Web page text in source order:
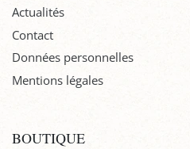
Actualités
Contact
Données personnelles
Mentions légales
BOUTIQUE